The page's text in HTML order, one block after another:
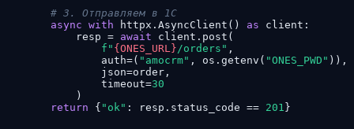
# 3. Отправляем в 1С
async with httpx.AsyncClient() as client:
        resp =
await client.post(
f" {ONES_URL} /orders" ,
            auth=(
"amocrm" , os.getenv( "ONES_PWD" )),
            json=order,
            timeout=
30
        )
return { "ok" : resp.status_code == 201 }